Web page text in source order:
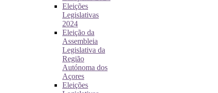
Eleições
Legislativas
2024
Eleição da
Assembleia
Legislativa da
Região
Autónoma dos
Açores
Eleições